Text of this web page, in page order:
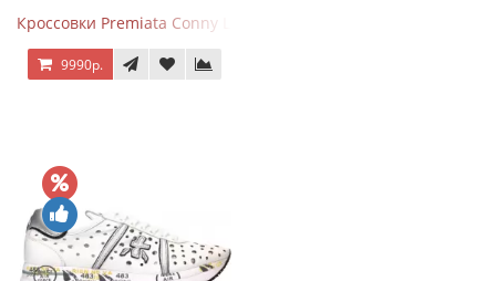
Кроссовки Premiata Conny Leather Black Brown
9990р.